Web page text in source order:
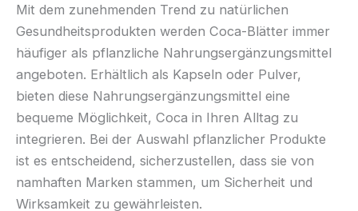
Mit dem zunehmenden Trend zu natürlichen
Gesundheitsprodukten werden Coca-Blätter immer
häufiger als pflanzliche Nahrungsergänzungsmittel
angeboten. Erhältlich als Kapseln oder Pulver,
bieten diese Nahrungsergänzungsmittel eine
bequeme Möglichkeit, Coca in Ihren Alltag zu
integrieren. Bei der Auswahl pflanzlicher Produkte
ist es entscheidend, sicherzustellen, dass sie von
namhaften Marken stammen, um Sicherheit und
Wirksamkeit zu gewährleisten.